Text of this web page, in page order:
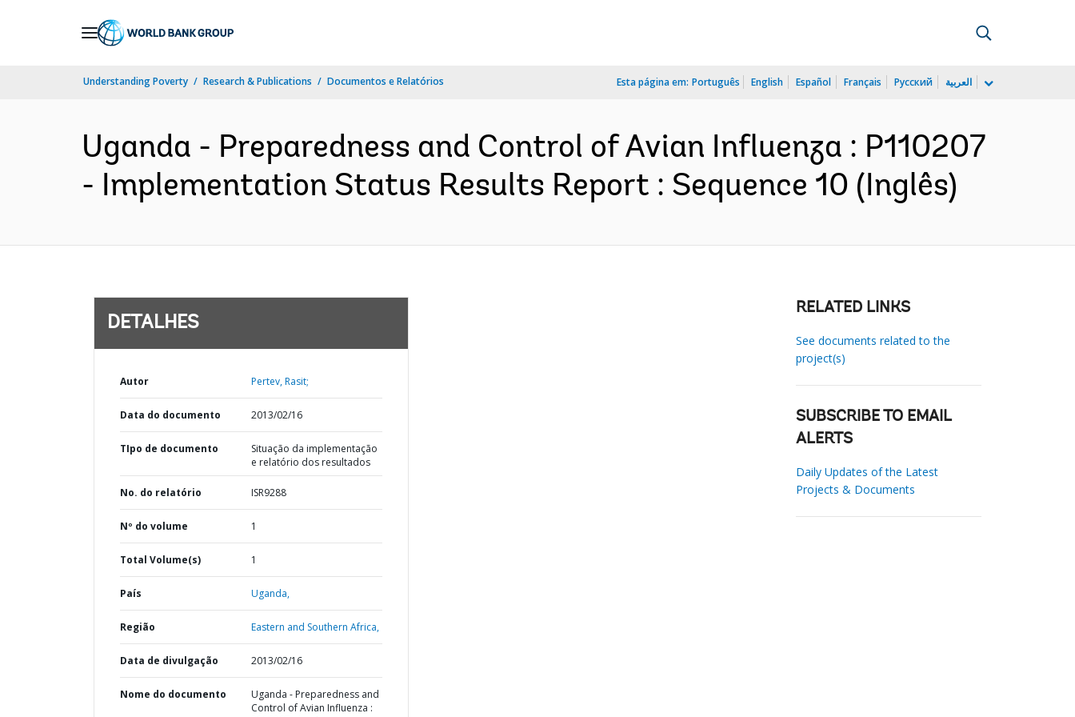
Understanding Poverty Research & Publications Documentos e Relatórios Esta página em: Português English Español Français Русский العربية
Uganda - Preparedness and Control of Avian Influenza : P110207
- Implementation Status Results Report : Sequence 10 (Inglês)
DETALHES
Autor Pertev, Rasit;
Data do documento 2013/02/16
TIpo de documento
Situação da implementação
e relatório dos resultados
No. do relatório ISR9288
Nº do volume 1
Total Volume(s) 1
País Uganda,
Região Eastern and Southern Africa,
Data de divulgação 2013/02/16
Nome do documento
Uganda - Preparedness and
Control of Avian Influenza :
RELATED LINKS
See documents related to the
project(s)
SUBSCRIBE TO EMAIL
ALERTS
Daily Updates of the Latest
Projects & Documents